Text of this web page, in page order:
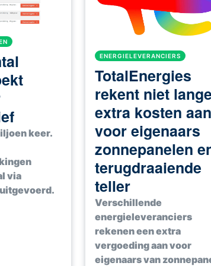
keer.
via
ENERGIELEVERANCIERS
TotalEnergies
rekent niet
extra kosten aan
voor eigenaars
zonnepanelen
terugdraaiende
teller
Verschillende
energieleveranciers
rekenen een extra
vergoeding aan voor
eigenaars van